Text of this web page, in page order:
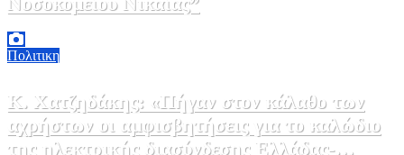
Πολιτικη
Κ. Χατζηδάκης: «Πήγαν στον κάλαθο των
αχρήστων οι αμφισβητήσεις για το καλώδιο
της ηλεκτρικής διασύνδεσης Ελλάδας-